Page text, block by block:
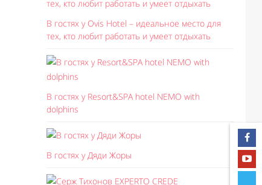
В гостях у Ovis Hotel – идеальное место для
тех, кто любит работать и умеет отдыхать
В гостях у Resort&SPA hotel NEMO with
dolphins
В гостях у Дяди Жоры